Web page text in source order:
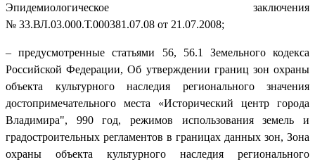
Эпидемиологическое заключения
№ 33.ВЛ.03.000.Т.000381.07.08 от 21.07.2008;
– предусмотренные статьями 56, 56.1 Земельного кодекса
Российской Федерации, Об утверждении границ зон охраны
объекта культурного наследия регионального значения
достопримечательного места «Исторический центр города
Владимира", 990 год, режимов использования земель и
градостроительных регламентов в границах данных зон, Зона
охраны объекта культурного наследия регионального